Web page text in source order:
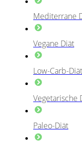
Mediterrane
Vegane Diät
Low-Carb-Diät
Vegetarische
Paleo-Diät